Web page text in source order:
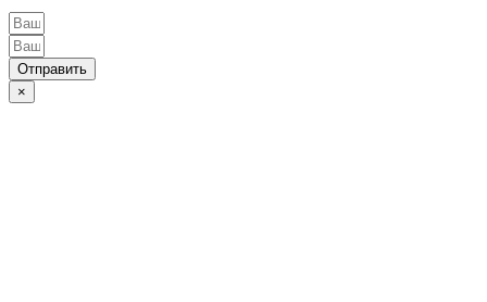
Отправить
×